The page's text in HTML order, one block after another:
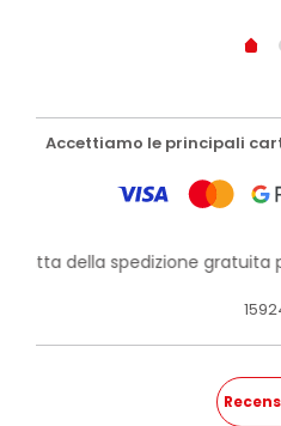
Accettiamo le principali
della spedizione gratuita